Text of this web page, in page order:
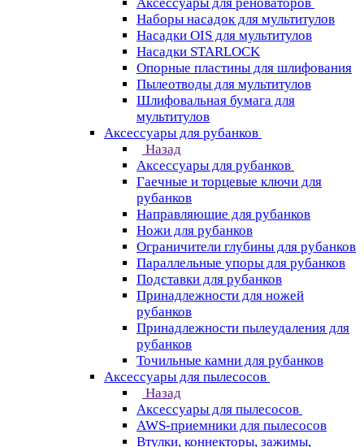
Наборы насадок для мультитулов
Насадки OIS для мультитулов
Насадки STARLOCK
Опорные пластины для шлифования
Пылеотводы для мультитулов
Шлифовальная бумага для
мультитулов
Аксессуары для рубанков
Назад
Аксессуары для рубанков
Гаечные и торцевые ключи для
рубанков
Направляющие для рубанков
Ножи для рубанков
Ограничители глубины для рубанков
Параллельные упоры для рубанков
Подставки для рубанков
Принадлежности для ножей
рубанков
Принадлежности пылеудаления для
рубанков
Точильные камни для рубанков
Аксессуары для пылесосов
Назад
Аксессуары для пылесосов
AWS-приемники для пылесосов
Втулки, коннекторы, зажимы,